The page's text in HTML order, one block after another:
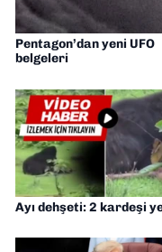
Pentagon’dan yeni UFO
belgeleri
Ayı dehşeti: 2 kardeşi